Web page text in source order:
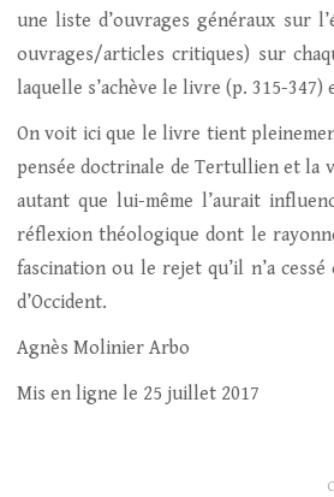
une liste d’ouvrages généraux sur
ouvrages/articles critiques) sur
laquelle s’achève le livre (p. 315-
On voit ici que le livre tient
pensée doctrinale de Tertullien et la
autant que lui-même l’aurait
réflexion théologique dont le
fascination ou le rejet qu’il n’a
d’Occident.
Agnès Molinier Arbo
Mis en ligne le 25 juillet 2017